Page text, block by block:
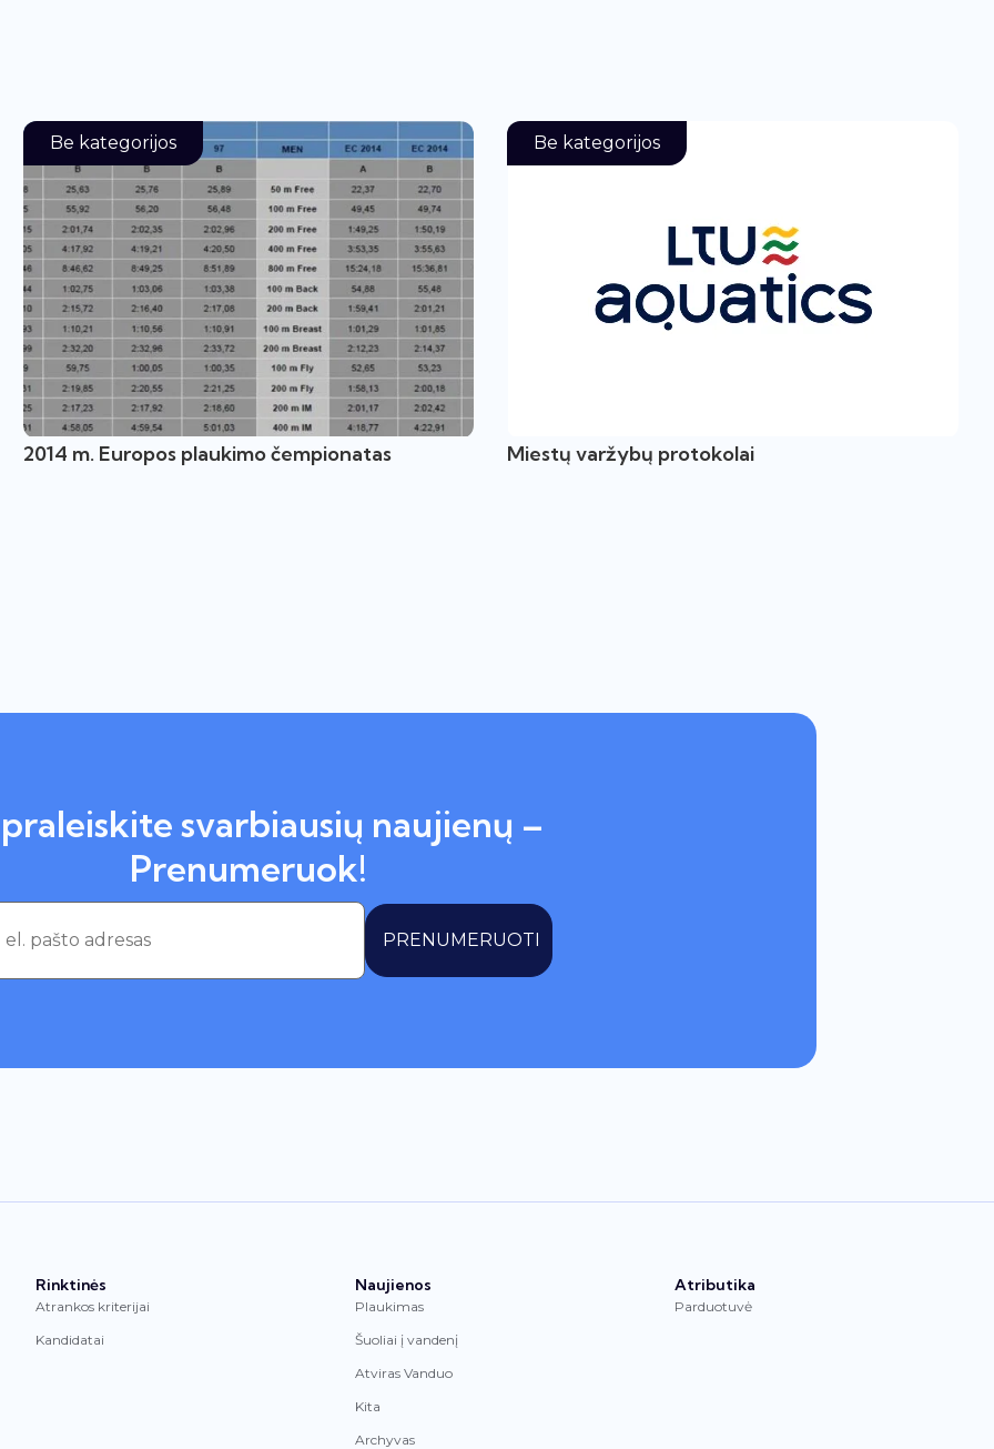
Be kategorijos
2014 m. Europos plaukimo čempionatas
Be kategorijos
Miestų varžybų protokolai
svarbiausių naujienų –
Prenumeruok!
PRENUMERUOTI
Rinktinės
Atrankos kriterijai
Kandidatai
Naujienos
Plaukimas
Šuoliai į vandenį
Atviras Vanduo
Kita
Archyvas
Atributika
Parduotuvė